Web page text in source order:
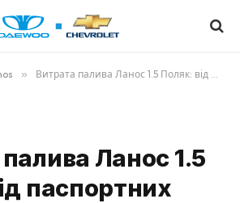
» Витрата палива Ланос 1.5 Поляк: від паспортних норм до суворої реальності
Ланос 1.5
паспортних